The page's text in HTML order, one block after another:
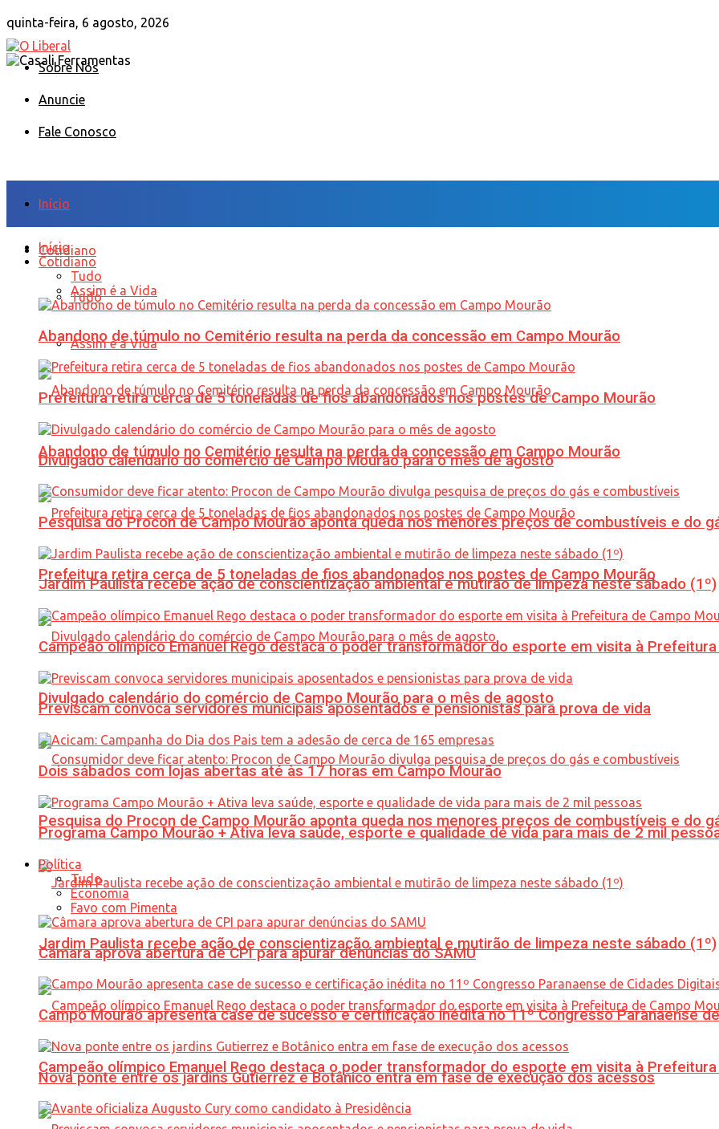
quinta-feira, 6 agosto, 2026
Sobre Nós
Anuncie
Fale Conosco
Início
Cotidiano
Tudo
Assim é a Vida
Abandono de túmulo no Cemitério resulta na perda da concessão em Campo Mourão
Prefeitura retira cerca de 5 toneladas de fios abandonados nos postes de Campo Mourão
Divulgado calendário do comércio de Campo Mourão para o mês de agosto
Pesquisa do Procon de Campo Mourão aponta queda nos menores preços de combustíveis e do
Jardim Paulista recebe ação de conscientização ambiental e mutirão de limpeza neste sábado (1º)
Campeão olímpico Emanuel Rego destaca o poder transformador do esporte em visita à
Início
Cotidiano
Tudo
Assim é a Vida
Abandono de túmulo no Cemitério resulta na perda da concessão em Campo Mourão
Prefeitura retira cerca de 5 toneladas de fios abandonados nos postes de Campo Mourão
Divulgado calendário do comércio de Campo Mourão para o mês de agosto
Pesquisa do Procon de Campo Mourão aponta queda nos menores preços de combustíveis e do
Jardim Paulista recebe ação de conscientização ambiental e mutirão de limpeza neste sábado (1º)
Campeão olímpico Emanuel Rego destaca o poder transformador do esporte em visita à
Previscam convoca servidores municipais aposentados e pensionistas para prova de vida
Dois sábados com lojas abertas até às 17 horas em Campo Mourão
Programa Campo Mourão + Ativa leva saúde, esporte e qualidade de vida para mais de 2 mil
Política
Tudo
Economia
Favo com Pimenta
Câmara aprova abertura de CPI para apurar denúncias do SAMU
Campo Mourão apresenta case de sucesso e certificação inédita no 11º Congresso Paranaense
Nova ponte entre os jardins Gutierrez e Botânico entra em fase de execução dos acessos